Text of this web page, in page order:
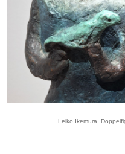
Leiko Ikemura,